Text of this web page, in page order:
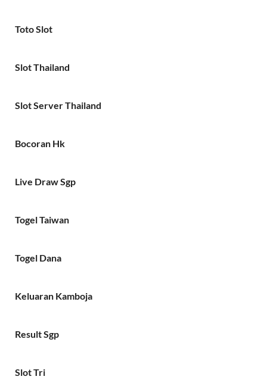
Toto Slot
Slot Thailand
Slot Server Thailand
Bocoran Hk
Live Draw Sgp
Togel Taiwan
Togel Dana
Keluaran Kamboja
Result Sgp
Slot Tri